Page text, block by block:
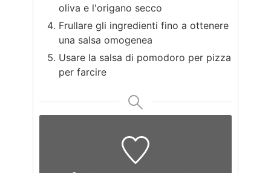
oliva e l'origano secco
Frullare gli ingredienti fino a ottenere
una salsa omogenea
Usare la salsa di pomodoro per pizza
per farcire